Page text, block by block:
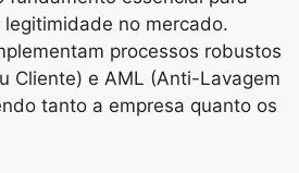
no mercado.
processos robustos
Cliente) e AML (Anti-Lavagem
tanto a empresa quanto os